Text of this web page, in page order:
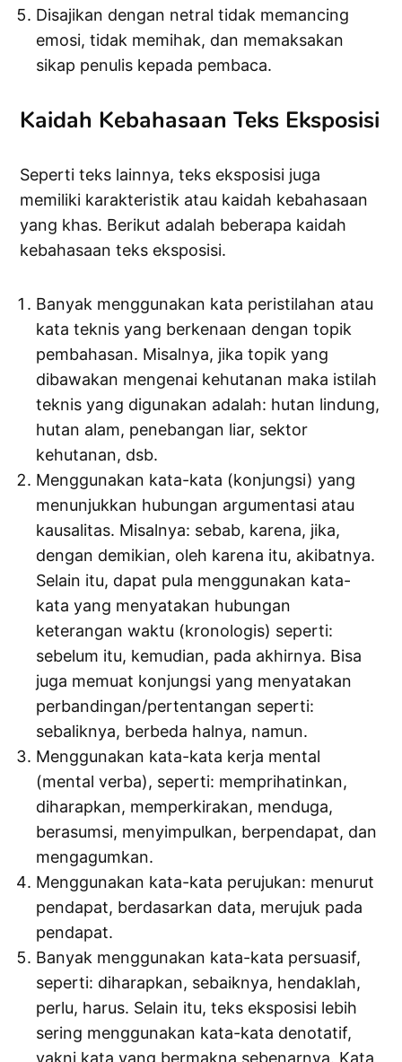
Disajikan dengan netral tidak memancing
emosi, tidak memihak, dan memaksakan
sikap penulis kepada pembaca.
Kaidah Kebahasaan Teks Eksposisi
Seperti teks lainnya, teks eksposisi juga
memiliki karakteristik atau kaidah kebahasaan
yang khas. Berikut adalah beberapa kaidah
kebahasaan teks eksposisi.
Banyak menggunakan kata peristilahan atau
kata teknis yang berkenaan dengan topik
pembahasan. Misalnya, jika topik yang
dibawakan mengenai kehutanan maka istilah
teknis yang digunakan adalah: hutan lindung,
hutan alam, penebangan liar, sektor
kehutanan, dsb.
Menggunakan kata-kata (konjungsi) yang
menunjukkan hubungan argumentasi atau
kausalitas. Misalnya: sebab, karena, jika,
dengan demikian, oleh karena itu, akibatnya.
Selain itu, dapat pula menggunakan kata-
kata yang menyatakan hubungan
keterangan waktu (kronologis) seperti:
sebelum itu, kemudian, pada akhirnya. Bisa
juga memuat konjungsi yang menyatakan
perbandingan/pertentangan seperti:
sebaliknya, berbeda halnya, namun.
Menggunakan kata-kata kerja mental
(mental verba), seperti: memprihatinkan,
diharapkan, memperkirakan, menduga,
berasumsi, menyimpulkan, berpendapat, dan
mengagumkan.
Menggunakan kata-kata perujukan: menurut
pendapat, berdasarkan data, merujuk pada
pendapat.
Banyak menggunakan kata-kata persuasif,
seperti: diharapkan, sebaiknya, hendaklah,
perlu, harus. Selain itu, teks eksposisi lebih
sering menggunakan kata-kata denotatif,
yakni kata yang bermakna sebenarnya. Kata